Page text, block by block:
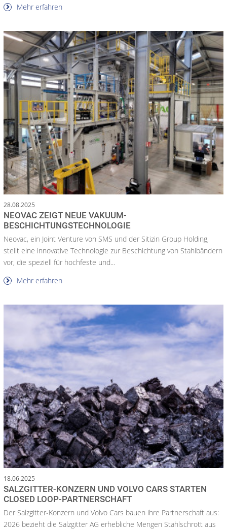
Mehr erfahren
28.08.2025
NEOVAC ZEIGT NEUE VAKUUM-
BESCHICHTUNGSTECHNOLOGIE
Neovac, ein Joint Venture von SMS und der Sitizin Group Holding,
stellt eine innovative Technologie zur Beschichtung von Stahlbändern
vor, die speziell für hochfeste und...
Mehr erfahren
18.06.2025
SALZGITTER-KONZERN UND VOLVO CARS STARTEN
CLOSED LOOP-PARTNERSCHAFT
Der Salzgitter-Konzern und Volvo Cars bauen ihre Partnerschaft aus:
2026 bezieht die Salzgitter AG erhebliche Mengen Stahlschrott aus